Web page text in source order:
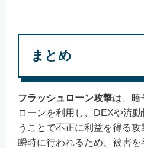
まとめ
フラッシュローン攻撃は、暗
ローンを利用し、DEXや流
うことで不正に利益を得る
瞬時に行われるため、被害を